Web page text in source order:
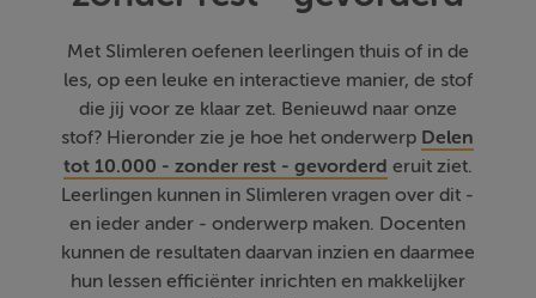
Met Slimleren oefenen leerlingen thuis of in de
les, op een leuke en interactieve manier, de stof
die jij voor ze klaar zet. Benieuwd naar onze
stof? Hieronder zie je hoe het onderwerp Delen
tot 10.000 - zonder rest - gevorderd eruit ziet.
Leerlingen kunnen in Slimleren vragen over dit -
en ieder ander - onderwerp maken. Docenten
kunnen de resultaten daarvan inzien en daarmee
hun lessen efficiënter inrichten en makkelijker